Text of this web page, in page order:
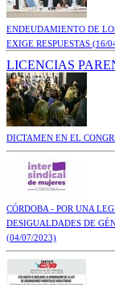
ENDEUDAMIENTO DE
EXIGE RESPUESTAS (16/
LICENCIAS
DICTAMEN EN EL
CÓRDOBA - POR UNA
DESIGUALDADES DE
(04/07/2023)